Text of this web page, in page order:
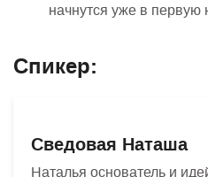
начнутся уже в
Спикер:
Сведовая Наташа
Наталья основатель и